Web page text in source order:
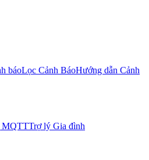
báoLọc Cảnh BáoHướng dẫn Cảnh
MQTTTrợ lý Gia đình